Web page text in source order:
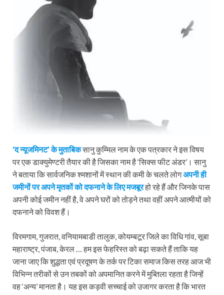
‘द न्यूजमिनट’ के मुताबिकसानु कुम्मिल नाम के एक पत्रकार ने इस विषय
पर एक डाक्युमेण्टरी तैयार की है जिसका नाम है ‘सिक्स फीट अंडर’। सानु
ने बताया कि सार्वजनिक श्‍मशानों में स्थान की कमी के चलते लोगअपनी ही
जमीनों पर अपने मृतकों को दफनाने के लिए मजबूरहो रहे हैं और जिनके पास
अपनी कोई जमीन नहीं है, वे अपने घरों को तोड़ने तथा वहीं अपने आत्मीयों को
दफनाने को विवश हैं।
विरमगाम, गुजरात, वनियामबाडी तालुक, कोयम्‍बटूर जिले का विधि‍ गांव, सूबा
महाराष्ट्र, पंजाब, केरल … हम इस फेहरिस्त को बढ़ा सकते हैं ताकि यह
जाना जाए कि शुद्धता एवं प्रदूषण के तर्क पर टिका समाज किस तरह आज भी
विभिन्न तरीकों से उन तबकों को अपमानित करने में मुब्तिला रहता है जिन्हें
वह ‘अन्य’ मानता है। यह इस कड़वी सच्चाई को उजागर करता है कि भारत